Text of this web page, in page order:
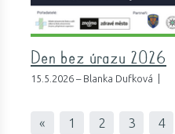
Den bez úrazu 2026
15.5.2026 – Blanka Dufková |
« 1 2 3 4